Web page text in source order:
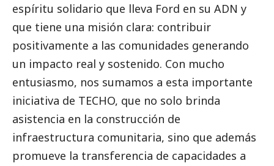
espíritu solidario que lleva Ford en su ADN y
que tiene una misión clara: contribuir
positivamente a las comunidades generando
un impacto real y sostenido. Con mucho
entusiasmo, nos sumamos a esta importante
iniciativa de TECHO, que no solo brinda
asistencia en la construcción de
infraestructura comunitaria, sino que además
promueve la transferencia de capacidades a